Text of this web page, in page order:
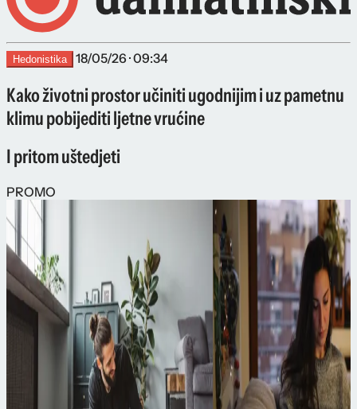
Hedonistika 18/05/26 · 09:34
Kako životni prostor učiniti ugodnijim i uz pametnu
klimu pobijediti ljetne vrućine
I pritom uštedjeti
PROMO